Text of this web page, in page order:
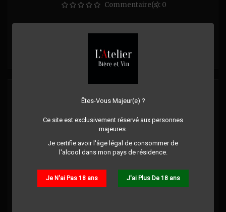
Êtes-Vous Majeur(e) ?
Ce site est exclusivement réservé aux personnes
majeures.
Je certifie avoir l'âge légal de consommer de
l'alcool dans mon pays de résidence.
Je N'ai Pas 18 ans J'ai Plus De 18 ans
Commentaire(s): 0
Détails